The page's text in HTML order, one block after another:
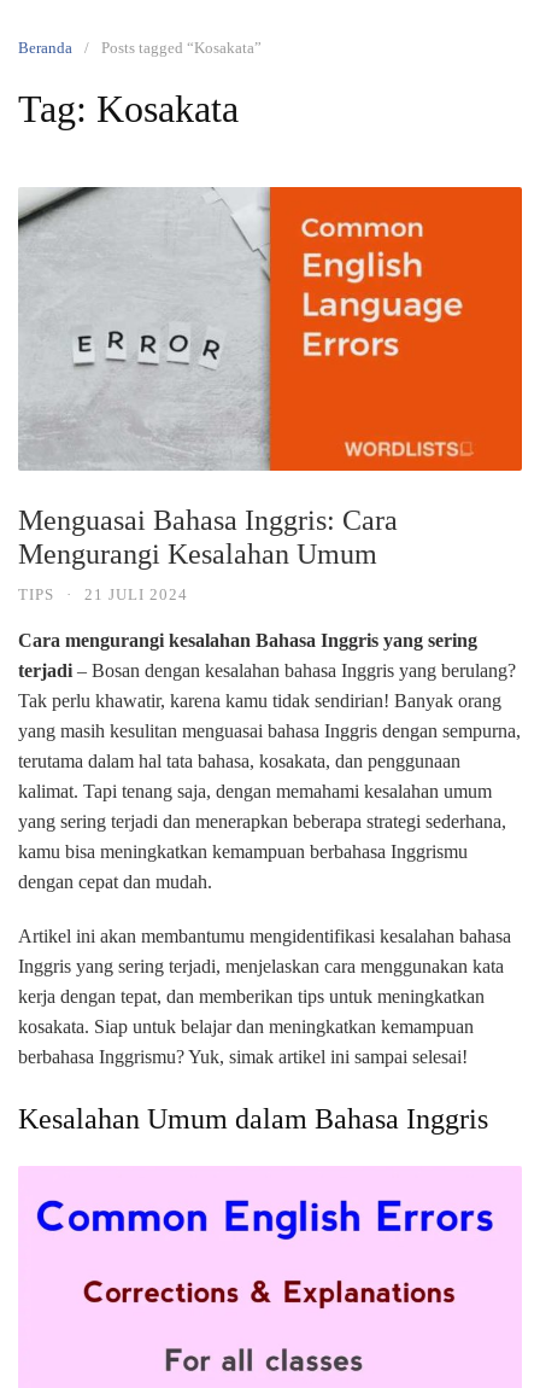
Beranda Posts tagged “Kosakata”
Tag: Kosakata
Menguasai Bahasa Inggris: Cara
Mengurangi Kesalahan Umum
TIPS · 21 JULI 2024
Cara mengurangi kesalahan Bahasa Inggris yang sering
terjadi – Bosan dengan kesalahan bahasa Inggris yang berulang?
Tak perlu khawatir, karena kamu tidak sendirian! Banyak orang
yang masih kesulitan menguasai bahasa Inggris dengan sempurna,
terutama dalam hal tata bahasa, kosakata, dan penggunaan
kalimat. Tapi tenang saja, dengan memahami kesalahan umum
yang sering terjadi dan menerapkan beberapa strategi sederhana,
kamu bisa meningkatkan kemampuan berbahasa Inggrismu
dengan cepat dan mudah.
Artikel ini akan membantumu mengidentifikasi kesalahan bahasa
Inggris yang sering terjadi, menjelaskan cara menggunakan kata
kerja dengan tepat, dan memberikan tips untuk meningkatkan
kosakata. Siap untuk belajar dan meningkatkan kemampuan
berbahasa Inggrismu? Yuk, simak artikel ini sampai selesai!
Kesalahan Umum dalam Bahasa Inggris